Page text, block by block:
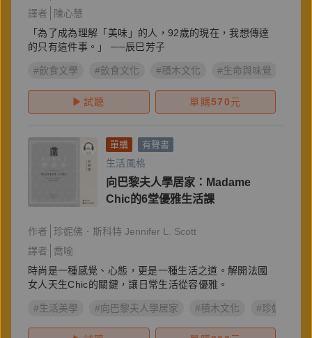
譯者
陳心慧
「為了成為理解「美味」的人，92歲的現在，我想傳達
的只有這件事。」 ──辰巳芳子
#飲食文學 #飲食文化 #積木文化 #生命與味覺
試聽 單購570元
單購 有聲書
生活風格
向巴黎夫人學居家：Madame
Chic的6堂優雅生活課
作者
珍妮佛．斯科特 Jennifer L. Scott
譯者
喬喻
時尚是一種感覺、心態，更是一種生活之道。解開法國
女人天生Chic的關鍵，讓日常生活從容優雅。
#生活美學 #向巴黎夫人學居家 #積木文化 #珍妮佛．